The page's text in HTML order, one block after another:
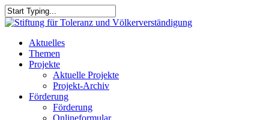
Skip
to
content
Close
search
Menu
Aktuelles
Themen
Projekte
Aktuelle Projekte
Projekt-Archiv
Förderung
Förderung
Onlineformular